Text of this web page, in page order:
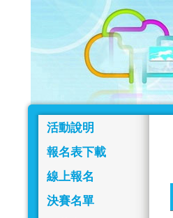
活動說明
報名表下載
線上報名
決賽名單